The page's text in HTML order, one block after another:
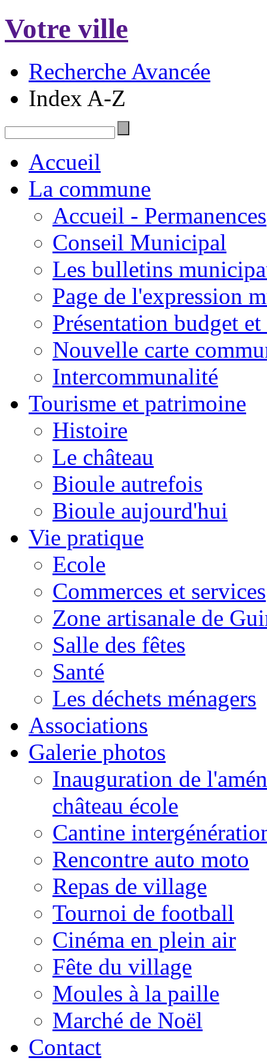
Votre ville
Recherche Avancée
Index A-Z
Accueil
La commune
Accueil - Permanences
Conseil Municipal
Les bulletins
Page de l'expression
Présentation budget
Nouvelle carte
Intercommunalité
Tourisme et patrimoine
Histoire
Le château
Bioule autrefois
Bioule aujourd'hui
Vie pratique
Ecole
Commerces et services
Zone artisanale de
Salle des fêtes
Santé
Les déchets ménagers
Associations
Galerie photos
Inauguration de
château école
Cantine
Rencontre auto moto
Repas de village
Tournoi de football
Cinéma en plein air
Fête du village
Moules à la paille
Marché de Noël
Contact